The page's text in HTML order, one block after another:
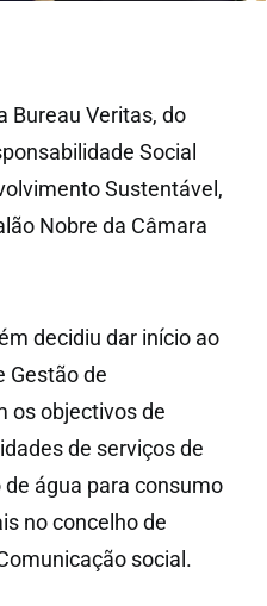
Bureau Veritas, do
Social
Sustentável,
Nobre da Câmara
decidiu dar início ao
Gestão de
os objectivos de
de serviços de
água para consumo
no concelho de
social.